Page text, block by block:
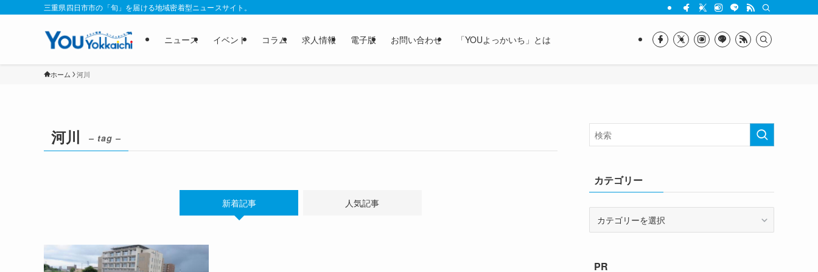
三重県四日市市の「旬」を届ける地域密着型ニュースサイト。
ニュース イベント コラム 求人情報 電子版 お問い合わせ 「YOUよっかいち」とは
ホーム 河川
河川 – tag –
新着記事 人気記事
カテゴリー
ーPR